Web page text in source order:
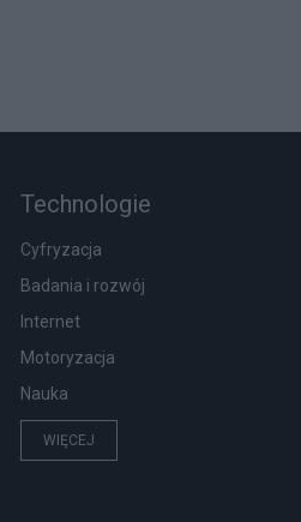
Technologie
Cyfryzacja
Badania i rozwój
Internet
Motoryzacja
Nauka
WIĘCEJ